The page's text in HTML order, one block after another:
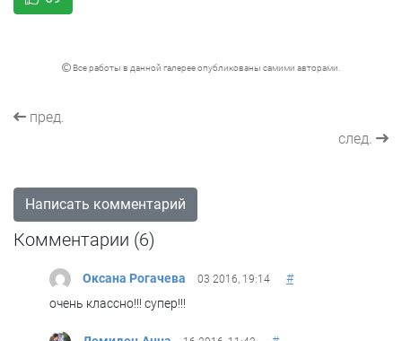
Все работы в данной галерее опубликованы самими авторами.
пред.
след.
Написать комментарий
Комментарии (6)
Оксана Рогачева 03 2016, 19:14
#
очень классно!!! супер!!!